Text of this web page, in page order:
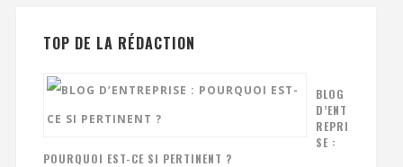
TOP DE LA RÉDACTION
BLOG
D’ENT
REPRI
SE :
POURQUOI EST-CE SI PERTINENT ?